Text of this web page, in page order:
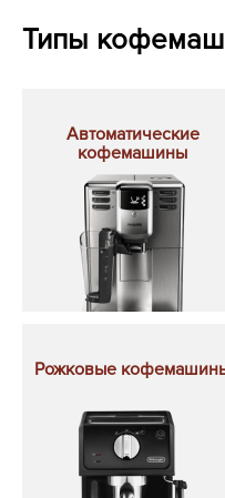
Типы
Автоматические
кофемашины
Рожковые